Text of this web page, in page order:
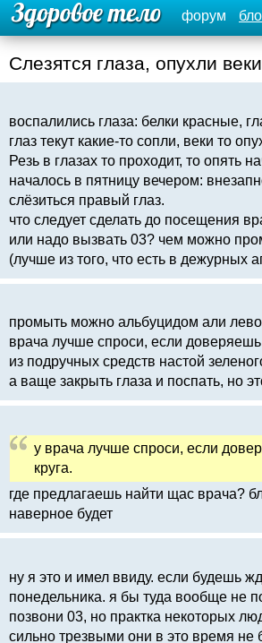
форум
Слезятся глаза, опухли веки
воспалились глаза: белки красные,
глаз текут какие-то сопли, веки то
Резь в глазах то проходит, то опять
началось в пятницу вечером:
слёзиться правый глаз.
что следует сделать до посещения
или надо вызвать 03? чем можно
(лучше из того, что есть в дежурных
промыть можно альбуцидом али
врача лучше спроси, если
из подручных средств настой
а ваще закрыть глаза и поспать, но
у врача лучше спроси, если
круга.
где предлагаешь найти щас врача?
наверное будет
ну я это и имел ввиду. если будешь
понедельника. я бы туда вообще не
позвони 03, но практка некоторых
сильно трезвыми они в это время не